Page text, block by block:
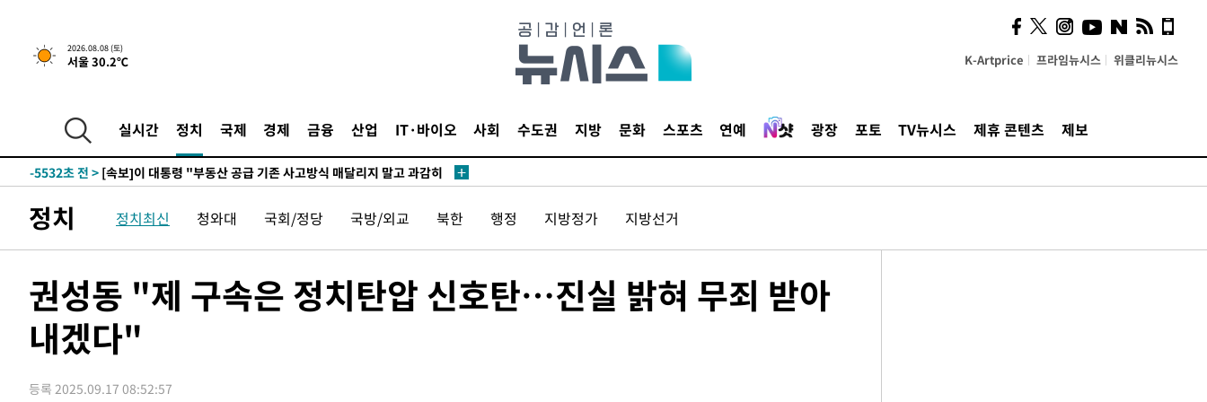
2026.08.08 (토)
서울 30.2℃ K-Artprice 프라임뉴시스 위클리뉴시스
실시간 정치 국제 경제 금융 산업 IT·바이오 사회 수도권 지방 문화 스포츠 연예 광장 포토 TV뉴시스 제휴 콘텐츠 제보
4시간 전 >[속보]규제합리화위원회 부위원장에 김태유 서울대 공대 교수…이병태
후임
-13082초 전 >
이강인, 폭염 속 AT마드리드 첫 훈련…80명 식사 대접까지(종합)
하향수정 (2보)
-9669초 전 >
[속보] 미 사업체, 일자리 7월에 2.3만 개 줄어…실업률은 4.1%로
-5532초 전 >
실천"
-4617초 전 > 이란, "오만과 '중앙 단일 루트' 합의…북쪽 인바운드·남쪽 아웃바운
1시간 전 > [속보]이 대통령, '호우피해' 안동·의성 관할 4개 면 특별재난지역 선포
1시간 전 >[단독]중수청 지원 검사들, 정원 초과 시 낮은 계급 임용…희망지 못 갈
2시간 전 >SK하이닉스, 용인·청주 팹에 54조 투자…"AI 메모리 수요 선제 대응"
2시간 전 >여자배구 이재영·이다영 자매, 아제르바이잔 투란VC 입단
3시간 전 >외국인 심판 성 접대 7경기 들여다보니…한국 축구 '5승 2무'
정치 정치최신 청와대 국회/정당 국방/외교 북한 행정 지방정가 지방선거
권성동 "제 구속은 정치탄압 신호탄…진실 밝혀 무죄 받아
내겠다"
등록 2025.09.17 08:52:57